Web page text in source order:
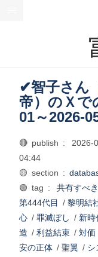
✔智子さん
帝）のＸで
01～2026-
🔴 publish : 2026-
04:44
🟡 section :
🟢 tag :
共有すべ
第444代目
/ 黎明結
心 / 罪滅ぼし / 新時
造 / 利益結束 / 対価
安の正体 / 聖翼 / シ